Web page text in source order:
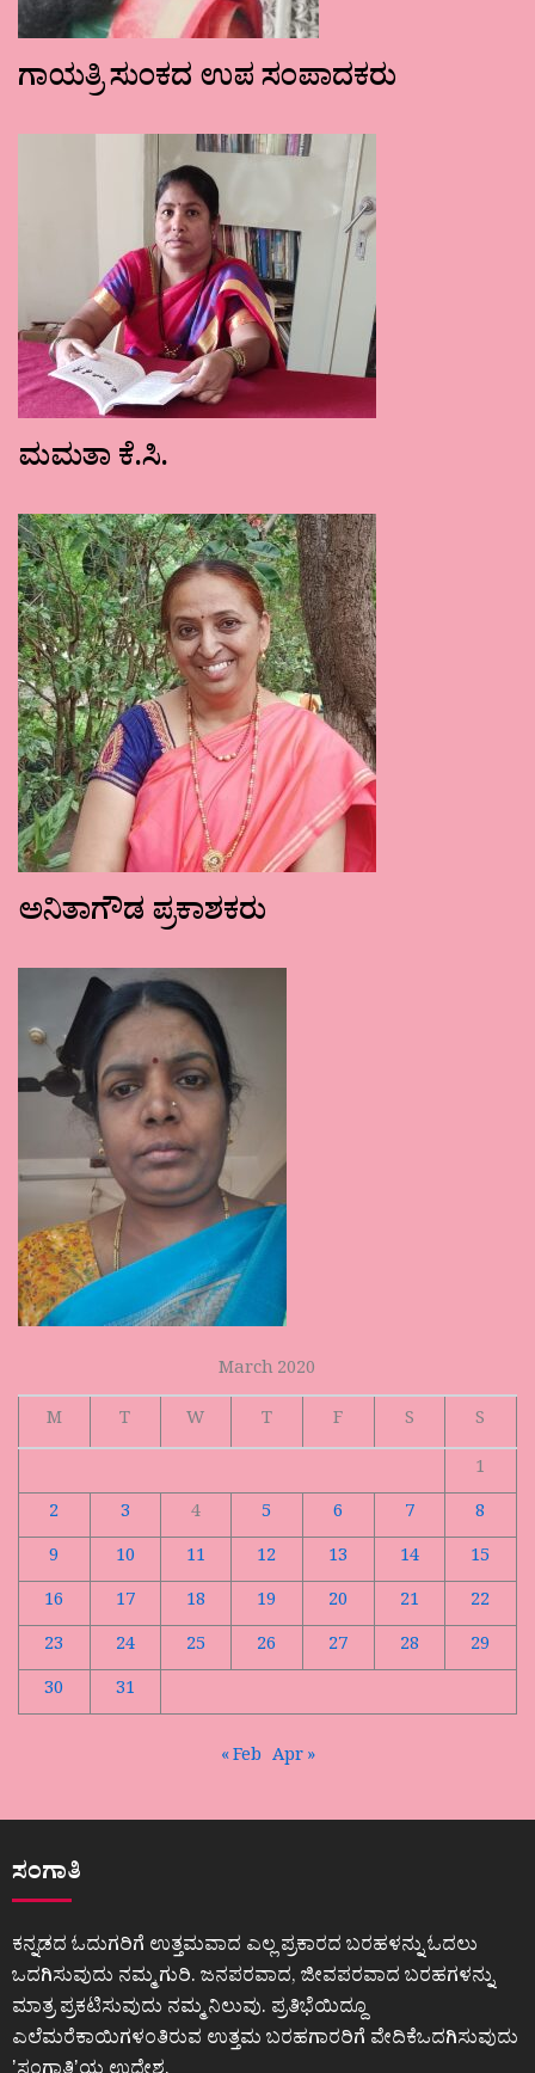
ಗಾಯತ್ರಿ ಸುಂಕದ ಉಪ ಸಂಪಾದಕರು
ಮಮತಾ ಕೆ.ಸಿ.
ಅನಿತಾಗೌಡ ಪ್ರಕಾಶಕರು
March 2020
M
T W T F S
S
1
2
3 4 5 6 7
8
9
10 11 12 13 14
15
16
17 18 19 20 21
22
23
24 25 26 27 28
29
30
31
« Feb Apr »
ಸಂಗಾತಿ
ಕನ್ನಡದ ಓದುಗರಿಗೆ ಉತ್ತಮವಾದ ಎಲ್ಲ ಪ್ರಕಾರದ ಬರಹಳನ್ನು ಓದಲು
ಒದಗಿಸುವುದು ನಮ್ಮ ಗುರಿ. ಜನಪರವಾದ, ಜೀವಪರವಾದ ಬರಹಗಳನ್ನು
ಮಾತ್ರ ಪ್ರಕಟಿಸುವುದು ನಮ್ಮ ನಿಲುವು. ಪ್ರತಿಭೆಯಿದ್ದೂ
ಎಲೆಮರೆಕಾಯಿಗಳಂತಿರುವ ಉತ್ತಮ ಬರಹಗಾರರಿಗೆ ವೇದಿಕೆಒದಗಿಸುವುದು